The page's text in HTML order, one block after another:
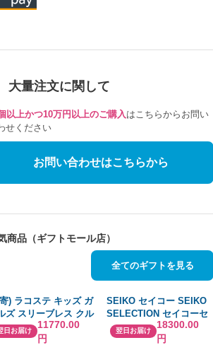
大量注文に関して
以上かつ10万円以上のご購入 はこちらからお問い
せください
お問い合わせはこちらから
商品（ギフトモール店）
全てのギフトを見る
) ラコステ キッズ ガ
ズ スリーブレス クル
ック プリーツ カラ
ドレス
日お届け
11770.00
円
SEIKO セイコー SEIKO
SELECTION セイコーセ
レクション Sシリーズ メ
ンズ 電池式クオーツ クロ
翌日お届け
18300.00
円